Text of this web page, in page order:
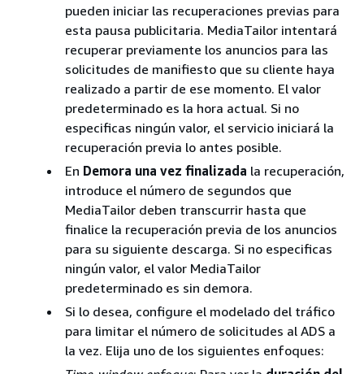
pueden iniciar las recuperaciones previas para
esta pausa publicitaria. MediaTailor intentará
recuperar previamente los anuncios para las
solicitudes de manifiesto que su cliente haya
realizado a partir de ese momento. El valor
predeterminado es la hora actual. Si no
especificas ningún valor, el servicio iniciará la
recuperación previa lo antes posible.
En Demora una vez finalizada la recuperación,
introduce el número de segundos que
MediaTailor deben transcurrir hasta que
finalice la recuperación previa de los anuncios
para su siguiente descarga. Si no especificas
ningún valor, el valor MediaTailor
predeterminado es sin demora.
Si lo desea, configure el modelado del tráfico
para limitar el número de solicitudes al ADS a
la vez. Elija uno de los siguientes enfoques: